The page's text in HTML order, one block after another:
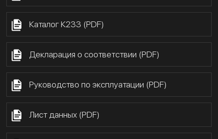
Каталог К233 (PDF)
Декларация о соответствии (PDF)
Руководство по эксплуатации (PDF)
Лист данных (PDF)